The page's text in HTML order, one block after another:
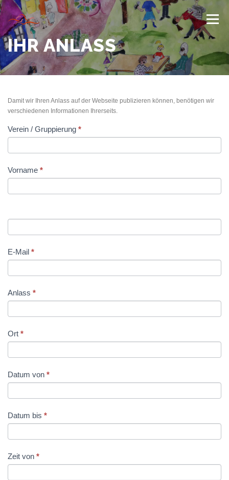
Zum
Inhalt
springen
Menü
HERZLICH WILLKOMMEN
INFORMATIONEN
IHR ANLASS
Damit wir Ihren Anlass auf der Webseite publizieren können, benötigen wir
verschiedenen Informationen Ihrerseits.
Ihr
Anlass
Verein / Gruppierung *
Vorname *
E-Mail *
Anlass *
Ort *
Datum von *
Datum bis *
Zeit von *
Falls Du
menschlich
Feld leer.